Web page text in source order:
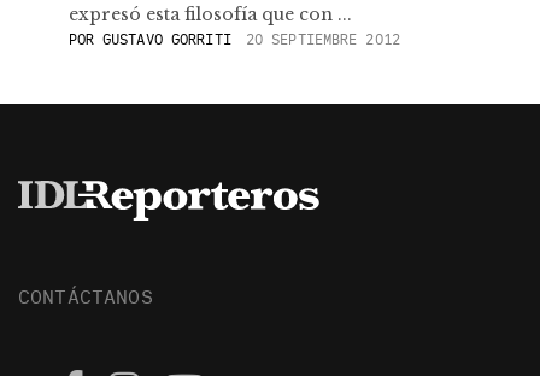
expresó esta filosofía que con ...
POR GUSTAVO GORRITI 20 SEPTIEMBRE 2012
CONTÁCTANOS